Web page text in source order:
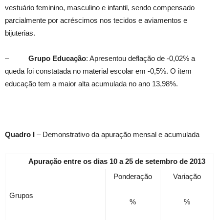
vestuário feminino, masculino e infantil, sendo compensado
parcialmente por acréscimos nos tecidos e aviamentos e
bijuterias.
– Grupo Educação: Apresentou deflação de -0,02% a
queda foi constatada no material escolar em -0,5%. O item
educação tem a maior alta acumulada no ano 13,98%.
Quadro I – Demonstrativo da apuração mensal e acumulada
Apuração entre os dias 10 a 25 de setembro de 2013
Grupos
Ponderação
%
Variação
%